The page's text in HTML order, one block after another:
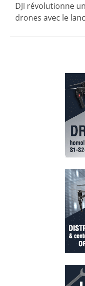
DJI révolutionne
drones avec le